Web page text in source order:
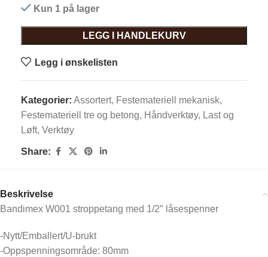
Kun 1 på lager
LEGG I HANDLEKURV
Legg i ønskelisten
Kategorier: Assortert, Festemateriell mekanisk,
Festemateriell tre og betong, Håndverktøy, Last og
Løft, Verktøy
Share:
Beskrivelse
Bandimex W001 stroppetang med 1/2″ låsespenner
-Nytt/Emballert/U-brukt
-Oppspenningsområde: 80mm